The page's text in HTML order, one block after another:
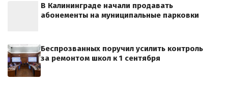
В Калининграде начали продавать
абонементы на муниципальные парковки
Беспрозванных поручил усилить контроль
за ремонтом школ к 1 сентября